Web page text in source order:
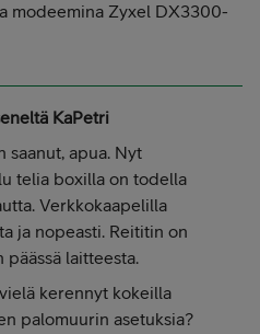
modeemina Zyxel DX3300-
KaPetri
saanut, apua. Nyt
telia boxilla on todella
Verkkokaapelilla
ja nopeasti. Reititin on
laitteesta.
kerennyt kokeilla
palomuurin asetuksia?